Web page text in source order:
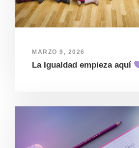
MARZO 9, 2026
La Igualdad empieza aquí